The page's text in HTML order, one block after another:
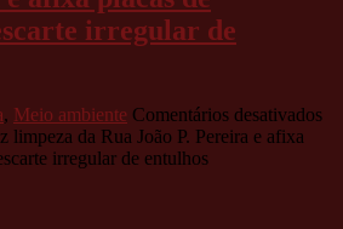
irregular de
, Meio ambiente Comentários desativados
limpeza da Rua João P. Pereira e afixa
irregular de entulhos